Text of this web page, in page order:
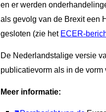
en er werden
als gevolg van de Brexit een
gesloten (zie het ECER-
De Nederlandstalige versie
publicatievorm als in de vorm
Meer informatie: